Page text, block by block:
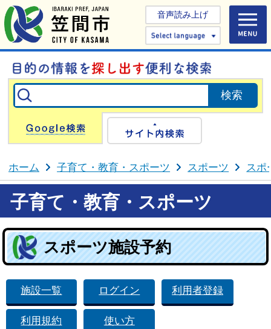
音声読み上げ
Select
Google検索
ホーム 子育て・教育・スポーツ スポーツ スポ
子育て・教育・スポーツ
スポーツ施設予約
施設一覧 ログイン 利用者登録
利用規約 使い方